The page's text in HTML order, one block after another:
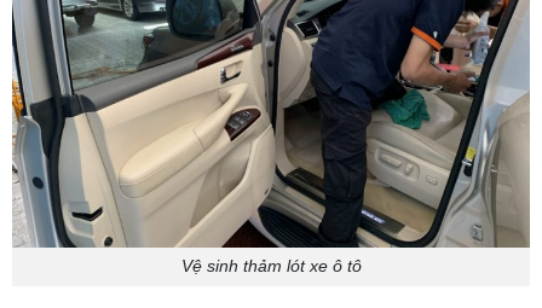
Vệ sinh thảm lót xe ô tô